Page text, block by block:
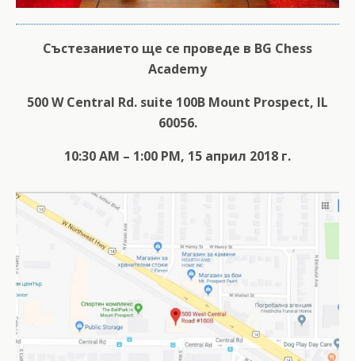
Състезанието ще се проведе в BG Chess
Academy
500 W Central Rd. suite 100B Mount Prospect, IL
60056.
10:30 АM – 1:00 PM, 15 април 2018 г.